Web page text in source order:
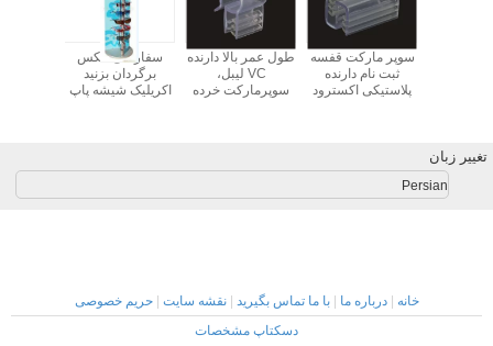
سفارشی عکس
برگردان بزنید
اکریلیک شیشه پاپ
طول عمر بالا دارنده
VC لیبل،
سوپرمارکت خرده
سوپر مارکت قفسه
ثبت نام دارنده
پلاستیکی اکسترود
تغییر زبان
Persian
خانه |درباره ما |با ما تماس بگیرید |نقشه سایت |حریم خصوصی
دسکتاپ مشخصات